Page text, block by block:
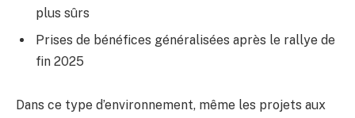
plus sûrs
Prises de bénéfices généralisées après le rallye de
fin 2025
Dans ce type d’environnement, même les projets aux